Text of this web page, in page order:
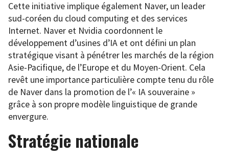
Cette initiative implique également Naver, un leader
sud-coréen du cloud computing et des services
Internet. Naver et Nvidia coordonnent le
développement d’usines d’IA et ont défini un plan
stratégique visant à pénétrer les marchés de la région
Asie-Pacifique, de l’Europe et du Moyen-Orient. Cela
revêt une importance particulière compte tenu du rôle
de Naver dans la promotion de l’« IA souveraine »
grâce à son propre modèle linguistique de grande
envergure.
Stratégie nationale